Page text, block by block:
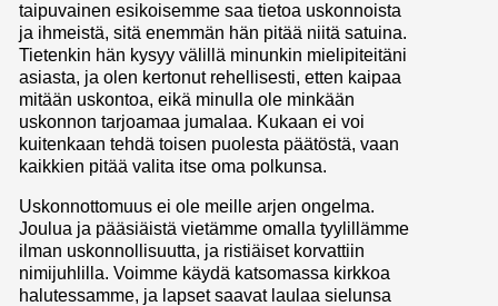
taipuvainen esikoisemme saa tietoa uskonnoista
ja ihmeistä, sitä enemmän hän pitää niitä satuina.
Tietenkin hän kysyy välillä minunkin mielipiteitäni
asiasta, ja olen kertonut rehellisesti, etten kaipaa
mitään uskontoa, eikä minulla ole minkään
uskonnon tarjoamaa jumalaa. Kukaan ei voi
kuitenkaan tehdä toisen puolesta päätöstä, vaan
kaikkien pitää valita itse oma polkunsa.
Uskonnottomuus ei ole meille arjen ongelma.
Joulua ja pääsiäistä vietämme omalla tyylillämme
ilman uskonnollisuutta, ja ristiäiset korvattiin
nimijuhlilla. Voimme käydä katsomassa kirkkoa
halutessamme, ja lapset saavat laulaa sielunsa